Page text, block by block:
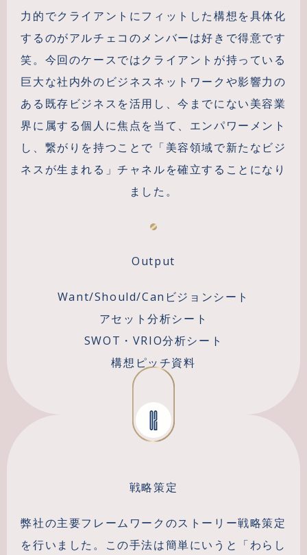
力的でクライアントにフィットした構想を具体化
するのがアルチェコのメンバーは好きで得意です
笑。今回のケースではクライアントが持っている
巨大な社内外のビジネスネットワークや影響力の
ある既存ビジネスを活用し、今までにない美容業
界に属する個人に焦点を当て、エンパワーメント
し、繋がりを持つことで「美容領域で新たなビジ
ネスが生まれる」チャネルを確立することになり
ました。
Output
Want/Should/Canビジョンシート
アセット分析シート
SWOT・VRIO分析シート
構想ピッチ資料
02
戦略策定
弊社の主要フレームワークのストーリー戦略策定
を行いました。この手法は簡単にいうと「わらし